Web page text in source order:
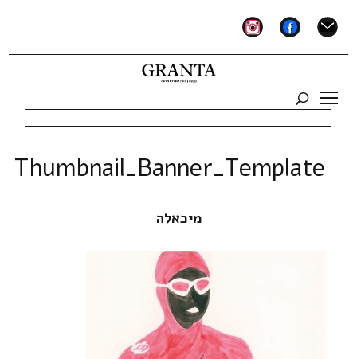
mail
facebook
instagram
Thumbnail_Banner_Template
מיכאלה